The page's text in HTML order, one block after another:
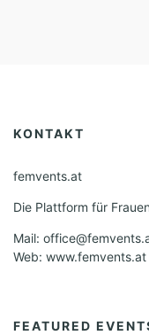
KONTAKT
femvents.at
Die Plattform für
Mail:
Web: www.femvents.at
FEATURED